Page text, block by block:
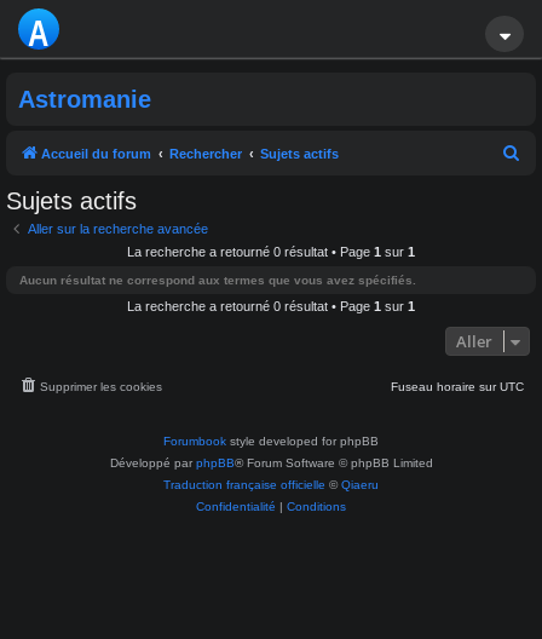
A
T
R
O
M
A
Astromanie
Accueil du forum Rechercher Sujets actifs
c
h
e
Sujets actifs
Aller sur la recherche avancée
La recherche a retourné 0 résultat • Page 1 sur 1
Aucun résultat ne correspond aux termes que vous avez spécifiés.
La recherche a retourné 0 résultat • Page 1 sur 1
Aller
Fuseau horaire surUTC
Supprimer les cookies
Forumbook style developed for phpBB
Développé par phpBB® Forum Software © phpBB Limited
Traduction française officielle ©Qiaeru
Confidentialité | Conditions